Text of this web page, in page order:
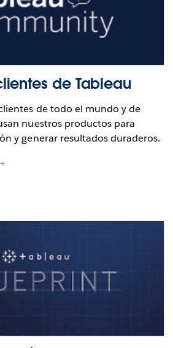
de Tableau
de todo el mundo y de
nuestros productos para
y generar resultados duraderos.